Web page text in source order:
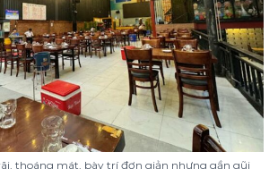
thoáng mát, bày trí đơn giản nhưng gần gũi